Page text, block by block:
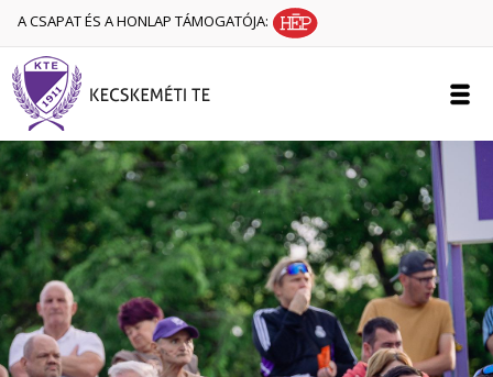
A CSAPAT ÉS A HONLAP TÁMOGATÓJA: